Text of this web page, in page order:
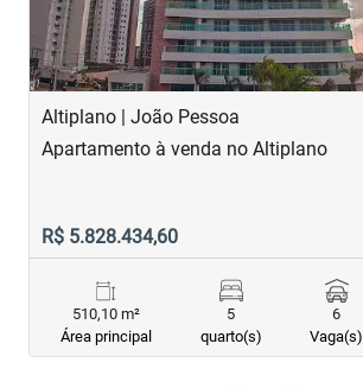
Altiplano | João Pessoa
Apartamento à venda no Altiplano
R$ 5.828.434,60
510,10 m²
Área principal
5
quarto(s)
6
Vaga(s)